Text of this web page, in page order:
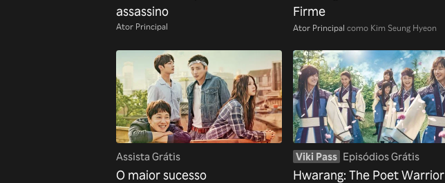
assassino
Ator Principal
Firme
Ator Principal como Kim Seung Hyeon
Assista Grátis
O maior sucesso
Viki Pass Episódios Grátis
Hwarang: The Poet Warrior